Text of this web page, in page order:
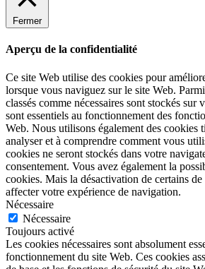
Fermer
Aperçu de la confidentialité
Ce site Web utilise des cookies pour
lorsque vous naviguez sur le site Web.
classés comme nécessaires sont stockés sur
sont essentiels au fonctionnement des
Web. Nous utilisons également des cookies
analyser et à comprendre comment vous
cookies ne seront stockés dans votre
consentement. Vous avez également la
cookies. Mais la désactivation de certains de
affecter votre expérience de navigation.
Nécessaire
Nécessaire
Toujours activé
Les cookies nécessaires sont absolument
fonctionnement du site Web. Ces cookies